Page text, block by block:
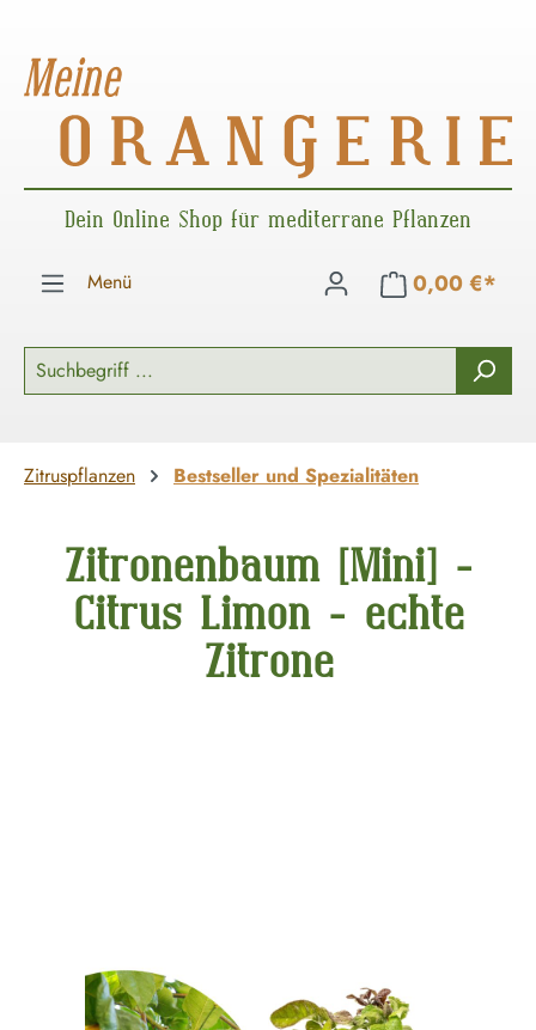
Dein Online Shop für mediterrane Pflanzen
Menü 0,00 €*
Zitruspflanzen Bestseller und Spezialitäten
Zitronenbaum [Mini] -
Citrus Limon - echte
Zitrone